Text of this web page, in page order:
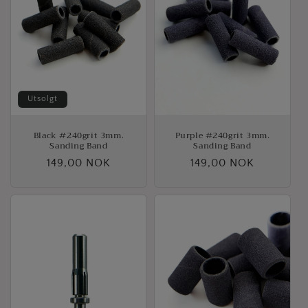
Utsolgt
Black #240grit 3mm.
Sanding Band
Vanlig
149,00 NOK
Purple #240grit 3mm.
Sanding Band
Vanlig
149,00 NOK